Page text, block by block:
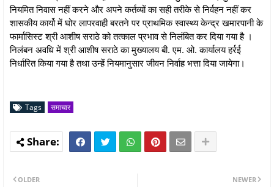
नियमित निवास नहीं करने और अपने कर्तव्यों का सही तरीके से निर्वहन नहीं कर
शासकीय कार्यो में घोर लापरवाही बरतने पर प्राथमिक स्वास्थ्य केन्द्र खमारपानी के
फार्मासिस्ट श्री आशीष सराठे को तत्काल प्रभाव से निलंबित कर दिया गया है ।
निलंबन अवधि में श्री आशीष सराठे का मुख्यालय बी. एम. ओ. कार्यालय हर्रई
निर्धारित किया गया है तथा उन्हें नियमानुसार जीवन निर्वाह भत्ता दिया जायेगा।
Tags समाचार
NEWER
OLDER